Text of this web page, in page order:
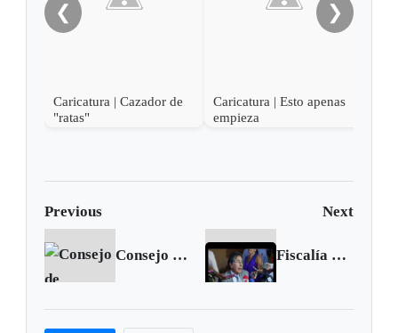
❮
Caricatura | Cazador de
"ratas"
Caricatura | Esto apenas
empieza
❯
Previous Next
Consejo de Seguridad de la ONU reitera su apoyo al proceso de paz en Colombia Fiscalía emite órdenes de captura contra el Comando Central del Eln